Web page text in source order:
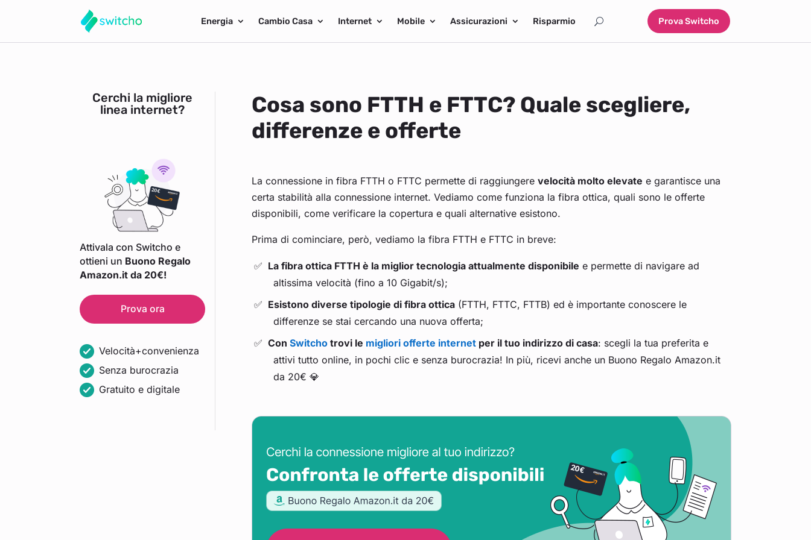
Energia Cambio Casa Internet Mobile Assicurazioni Risparmio Prova Switcho
Cerchi la migliore
linea internet?
Attivala con Switcho e
ottieni un Buono Regalo
Amazon.it da 20€!
Prova ora
Velocità+convenienza
Senza burocrazia
Gratuito e digitale
Cosa sono FTTH e FTTC? Quale scegliere,
differenze e offerte
La connessione in fibra FTTH o FTTC permette di raggiungere velocità molto elevate e garantisce una
certa stabilità alla connessione internet. Vediamo come funziona la fibra ottica, quali sono le offerte
disponibili, come verificare la copertura e quali alternative esistono.
Prima di cominciare, però, vediamo la fibra FTTH e FTTC in breve:
La fibra ottica FTTH è la miglior tecnologia attualmente disponibile e permette di navigare ad
altissima velocità (fino a 10 Gigabit/s);
Esistono diverse tipologie di fibra ottica (FTTH, FTTC, FTTB) ed è importante conoscere le
differenze se stai cercando una nuova offerta;
ConSwitcho trovi le migliori offerte internet per il tuo indirizzo di casa: scegli la tua preferita e
attivi tutto online, in pochi clic e senza burocrazia! In più, ricevi anche un Buono Regalo Amazon.it
da 20€ 💎